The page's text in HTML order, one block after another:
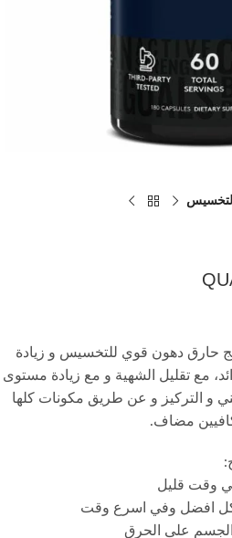
حارق دهون قوي للتخسيس و زيادة
مع تقليل الشهية و مع زيادة مستوى
و التركيز و عن طريق مكونات كلها
مضاف.